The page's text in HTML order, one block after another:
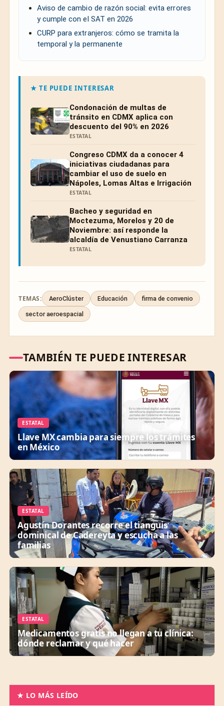
Aviso de cambio de razón social: evita errores
y cumple con el SAT en 2026
CURP para extranjeros: cómo se tramita la
temporal y la permanente
★ TE PUEDE INTERESAR
Condonación de multas de
tránsito en CDMX aplica con
descuento del 90% en 2026
ESTATAL
Congreso CDMX da a conocer 4
iniciativas ciudadanas para
cambiar el uso de suelo en
Nápoles, Lomas Altas e Irrigación
ESTATAL
Bacheo y seguridad en
Moctezuma, Morelos y 20 de
Noviembre: así responde la
alcaldía de Venustiano Carranza
ESTATAL
TEMAS: AeroClúster Educación firma de convenio
sector aeroespacial
TAMBIÉN TE PUEDE INTERESAR
ESTATAL
Llave MX cambia para siempre los trámites
en México
ESTATAL
Agustín Dorantes recorre el tianguis
dominical de Cadereyta y escucha a las
familias
ESTATAL
Medicamentos gratis no llegan a tu clínica:
dónde reclamar y qué hacer
★ LO MÁS LEÍDO